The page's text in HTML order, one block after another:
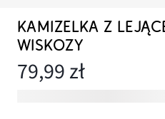
KAMIZELKA Z
WISKOZY
79,99 zł